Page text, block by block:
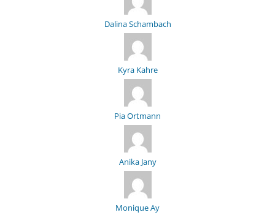
Dalina Schambach
Kyra Kahre
Pia Ortmann
Anika Jany
Monique Ay